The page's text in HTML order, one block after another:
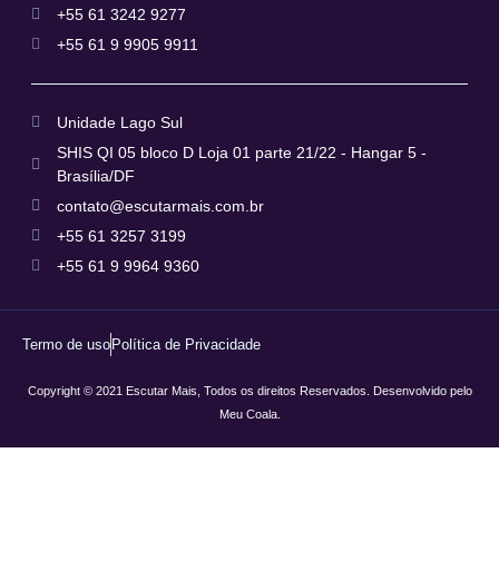
+55 61 3242 9277
+55 61 9 9905 9911
Unidade Lago Sul
SHIS QI 05 bloco D Loja 01 parte 21/22 - Hangar 5 -
Brasília/DF
contato@escutarmais.com.br
+55 61 3257 3199
+55 61 9 9964 9360
Termo de usoPolítica de Privacidade
Copyright © 2021 Escutar Mais, Todos os direitos Reservados. Desenvolvido pelo
Meu Coala.